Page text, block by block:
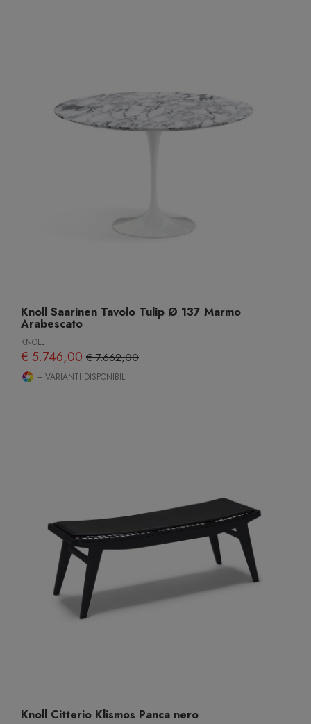
Knoll Saarinen Tavolo Tulip Ø 137 Marmo
Arabescato
KNOLL
€ 5.746,00 € 7.662,00
+ VARIANTI DISPONIBILI
Knoll Citterio Klismos Panca nero